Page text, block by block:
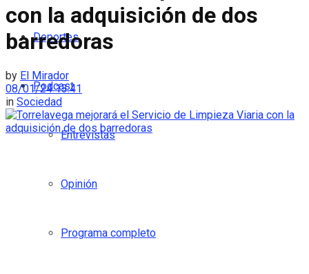
Deportes
Podcast
Entrevistas
Opinión
Programa completo
con la adquisición de dos
barredoras
by El Mirador
08/01/24 13:41
in Sociedad